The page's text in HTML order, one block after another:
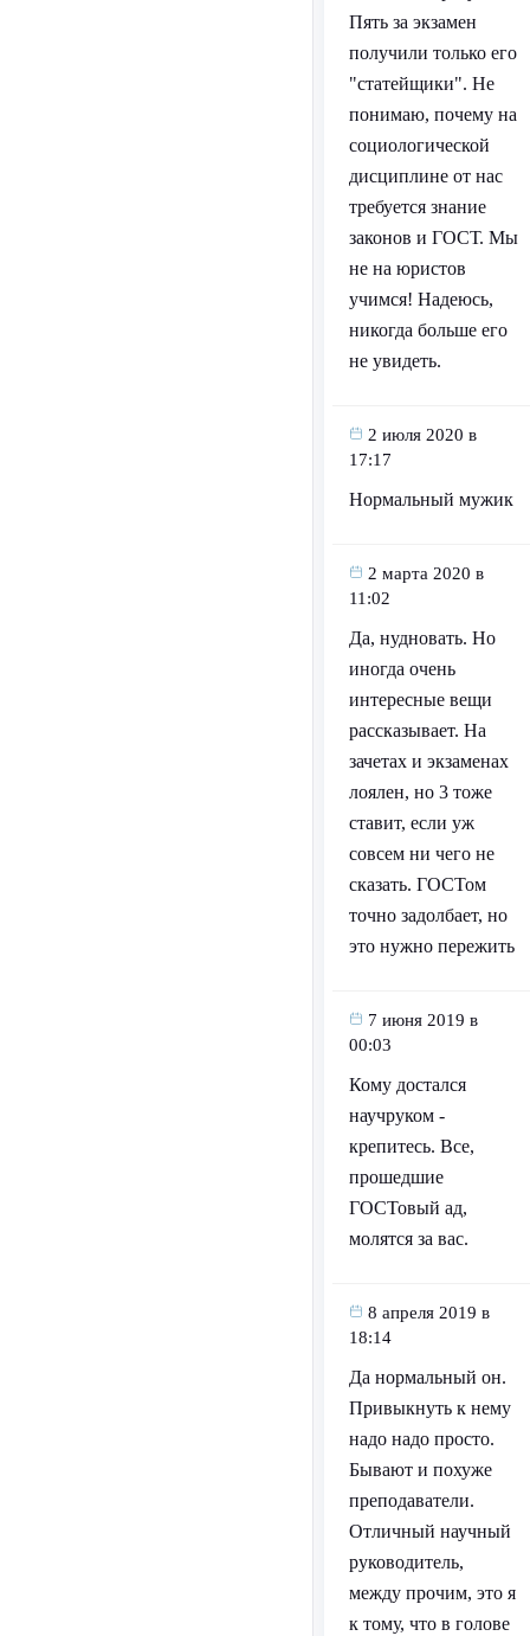
Пять за экзамен
получили только его
"статейщики". Не
понимаю, почему на
социологической
дисциплине от нас
требуется знание
законов и ГОСТ. Мы
не на юристов
учимся! Надеюсь,
никогда больше его
не увидеть.
2 июля 2020 в
17:17
Нормальный мужик
2 марта 2020 в
11:02
Да, нудновать. Но
иногда очень
интересные вещи
рассказывает. На
зачетах и экзаменах
лоялен, но 3 тоже
ставит, если уж
совсем ни чего не
сказать. ГОСТом
точно задолбает, но
это нужно пережить
7 июня 2019 в
00:03
Кому достался
научруком -
крепитесь. Все,
прошедшие
ГОСТовый ад,
молятся за вас.
8 апреля 2019 в
18:14
Да нормальный он.
Привыкнуть к нему
надо надо просто.
Бывают и похуже
преподаватели.
Отличный научный
руководитель,
между прочим, это я
к тому, что в голове